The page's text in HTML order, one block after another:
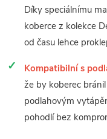
Díky speciálnímu
koberce z kolekce
od času lehce
Kompatibilní s
že by koberec
podlahovým
pohodlí bez